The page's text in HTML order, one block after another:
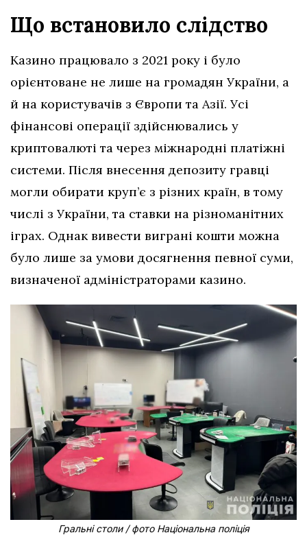
Що встановило слідство
Казино працювало з 2021 року і було
орієнтоване не лише на громадян України, а
й на користувачів з Європи та Азії. Усі
фінансові операції здійснювались у
криптовалюті та через міжнародні платіжні
системи. Після внесення депозиту гравці
могли обирати круп’є з різних країн, в тому
числі з України, та ставки на різноманітних
іграх. Однак вивести виграні кошти можна
було лише за умови досягнення певної суми,
визначеної адміністраторами казино.
Гральні столи / фото Національна поліція